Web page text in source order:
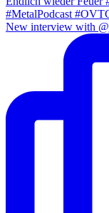
New interview with